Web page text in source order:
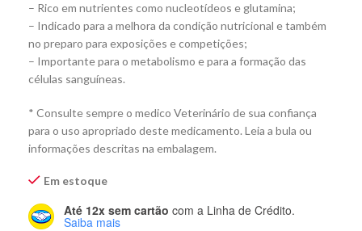
– Rico em nutrientes como nucleotídeos e glutamina;
– Indicado para a melhora da condição nutricional e também
no preparo para exposições e competições;
– Importante para o metabolismo e para a formação das
células sanguíneas.
* Consulte sempre o medico Veterinário de sua confiança
para o uso apropriado deste medicamento. Leia a bula ou
informações descritas na embalagem.
Em estoque
Até 12x sem cartão com a Linha de Crédito.
Saiba mais